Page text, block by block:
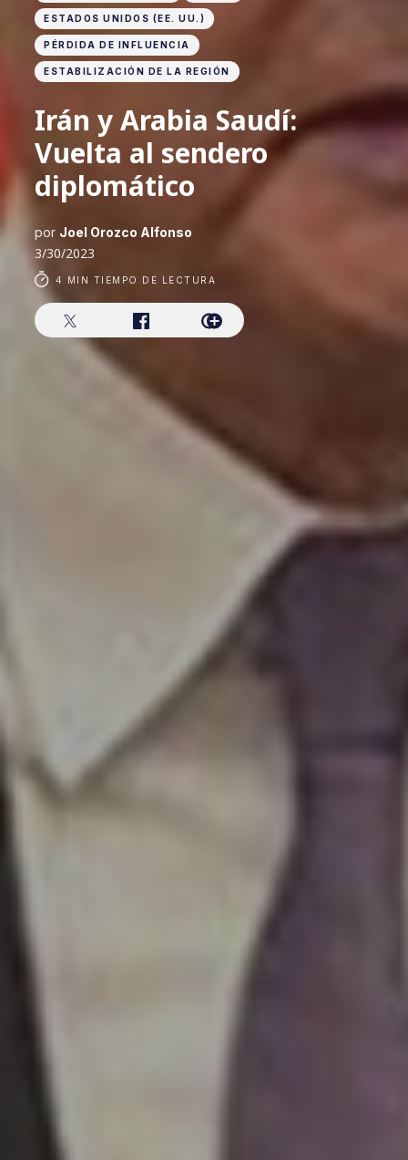
ESTADOS UNIDOS (EE. UU.)
PÉRDIDA DE INFLUENCIA
ESTABILIZACIÓN DE LA REGIÓN
Irán y Arabia Saudí:
Vuelta al sendero
diplomático
por Joel Orozco Alfonso
3/30/2023
4 MIN TIEMPO DE LECTURA